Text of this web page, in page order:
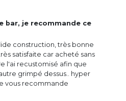
bar, je recommande ce
construction, très bonne
satisfaite car acheté sans
l'ai recustomisé afin que
grimpé dessus.. hyper
vous recommande